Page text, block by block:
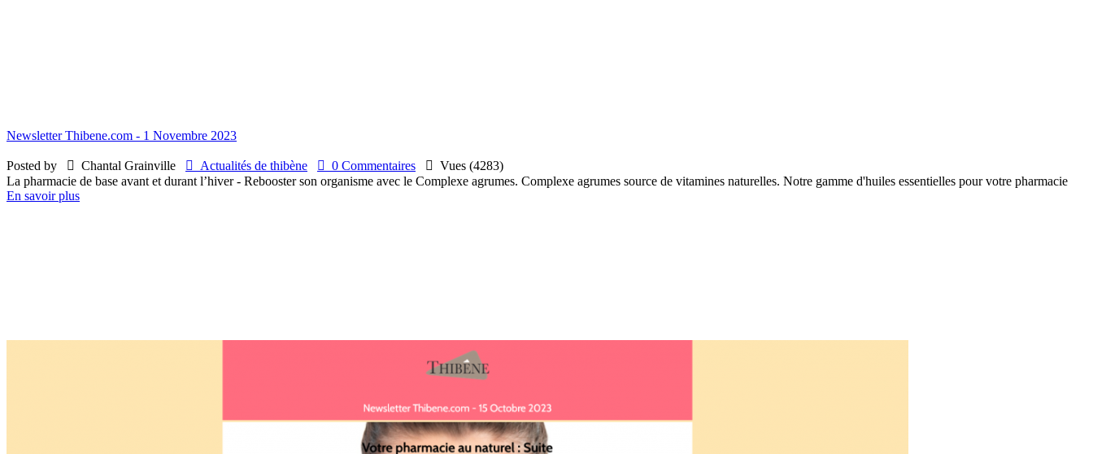
Newsletter Thibene.com - 1 Novembre 2023
Posted by  Chantal Grainville  Actualités de thibène  0 Commentaires  Vues (4283)
La pharmacie de base avant et durant l’hiver - Rebooster son organisme avec le Complexe agrumes. Complexe agrumes source de vitamines naturelles. Notre gamme d'huiles essentielles pour votre pharmacie
En savoir plus